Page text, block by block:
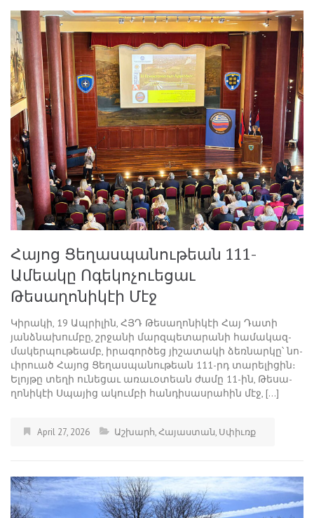
Հայոց Ցեղասպանութեան 111-
Ամեակը Ոգեկոչուեցաւ
Թեսաղոնիկէի Մէջ
Կի­րա­կի, 19 Ապ­րի­լին, ՀՅԴ ­Թե­սա­ղո­նի­կէի ­Հայ Դա­տի
յանձ­նա­խում­բը, շրջա­նի մարզ­պե­տա­րա­նի հա­մա­կազ­
մա­կեր­պու­թեամբ, ի­րա­գոր­ծեց յի­շա­տա­կի ձեռ­նար­կը՝ նո­
ւի­րո­ւած ­Հա­յոց Ցե­ղաս­պա­նու­թեան 111-րդ ­տա­րե­լի­ցին։
Ե­լոյ­թը տե­ղի ու­նե­ցաւ ա­ռա­ւօ­տեան ժա­մը 11-ին, ­Թե­սա­
ղո­նի­կէի Ս­պա­յից ա­կում­բի հան­դի­սաս­րա­հին մէջ, […]
April 27, 2026 Աշխարհ,Հայաստան, Սփիւռք